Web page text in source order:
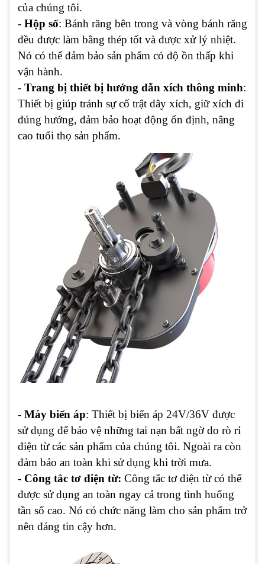
của chúng tôi.
- Hộp số: Bánh răng bên trong và vòng bánh răng
đều được làm bằng thép tốt và được xử lý nhiệt.
Nó có thể đảm bảo sản phẩm có độ ồn thấp khi
vận hành.
- Trang bị thiết bị hướng dẫn xích thông minh:
Thiết bị giúp tránh sự cố trật dây xích, giữ xích đi
đúng hướng, đảm bảo hoạt động ổn định, nâng
cao tuổi thọ sản phẩm.
- Máy biến áp: Thiết bị biến áp 24V/36V được
sử dụng để bảo vệ những tai nạn bất ngờ do rò rỉ
điện từ các sản phẩm của chúng tôi. Ngoài ra còn
đảm bảo an toàn khi sử dụng khi trời mưa.
- Công tắc tơ điện từ: Công tắc tơ điện từ có thể
được sử dụng an toàn ngay cả trong tình huống
tần số cao. Nó có chức năng làm cho sản phẩm trở
nên đáng tin cậy hơn.